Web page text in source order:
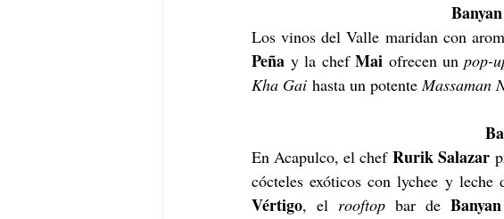
Los vinos del Valle maridan con
Peña y la chef Mai ofrecen un pop-
Kha Gai hasta un potente Massaman
En Acapulco, el chef Rurik Salazar
cócteles exóticos con lychee y
Vértigo, el rooftop bar de